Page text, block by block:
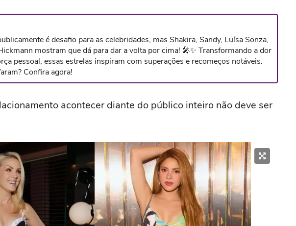
é desafio para as celebridades, mas Shakira, Sandy, Luísa Sonza,
mostram que dá para dar a volta por cima! 🎤✨ Transformando a dor
pessoal, essas estrelas inspiram com superações e recomeços notáveis.
Confira agora!
acontecer diante do público inteiro não deve ser